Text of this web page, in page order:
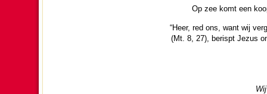
Op zee komt een
“Heer, red ons, want wij
(Mt. 8, 27) , berispt Jezus